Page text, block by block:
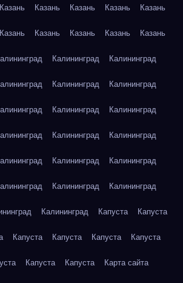
Казань Казань Казань Казань Казань
Казань Казань Казань Казань Казань
Калининград Калининград
Калининград Калининград
Калининград Калининград
Калининград Калининград
Калининград Калининград
Калининград Калининград
Калининград Капуста Капуста
Капуста Капуста Капуста Капуста
Капуста Капуста Карта сайта